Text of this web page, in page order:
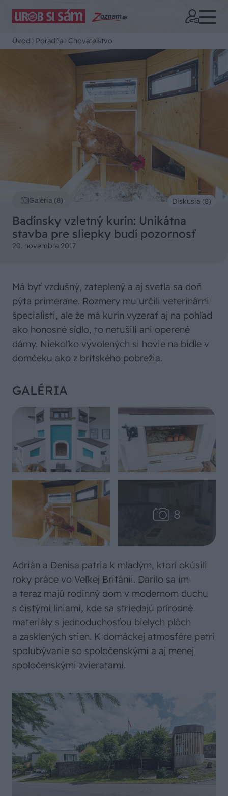
Úvod Poradňa Chovateľstvo
Galéria (8)
Badínsky vzletný kurín: Unikátna
stavba pre sliepky budí pozornosť
20. novembra 2017
Diskusia (8)
Má byť vzdušný, zateplený a aj svetla sa doň
pýta primerane. Rozmery mu určili veterinárni
špecialisti, ale že má kurín vyzerať aj na pohľad
ako honosné sídlo, to netušili ani operené
dámy. Niekoľko vyvolených si hovie na bidle v
domčeku ako z britského pobrežia.
GALÉRIA
Adrián a Denisa patria k mladým, ktorí okúsili
roky práce vo Veľkej Británii. Darilo sa im
a teraz majú rodinný dom v modernom duchu
s čistými líniami, kde sa striedajú prírodné
materiály s jednoduchosťou bielych plôch
a zasklených stien. K domáckej atmosfére patrí
spolubývanie so spoločenskými a aj menej
spoločenskými zvieratami.​​